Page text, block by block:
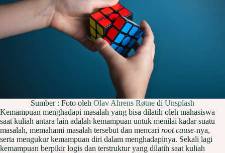
Sumber : Foto oleh Olav Ahrens Røtne di Unsplash
Kemampuan menghadapi masalah yang bisa dilatih oleh mahasiswa
saat kuliah antara lain adalah kemampuan untuk menilai kadar suatu
masalah, memahami masalah tersebut dan mencari root cause-nya,
serta mengukur kemampuan diri dalam menghadapinya. Sekali lagi
kemampuan berpikir logis dan terstruktur yang dilatih saat kuliah